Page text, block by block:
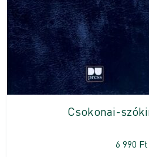
Csokonai-
6 990 Ft